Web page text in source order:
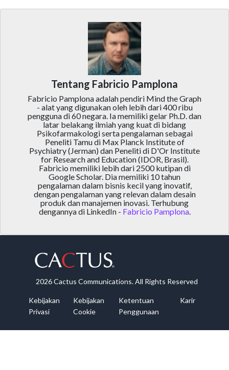
Tentang Fabricio Pamplona
Fabricio Pamplona adalah pendiri Mind the Graph
- alat yang digunakan oleh lebih dari 400 ribu
pengguna di 60 negara. Ia memiliki gelar Ph.D. dan
latar belakang ilmiah yang kuat di bidang
Psikofarmakologi serta pengalaman sebagai
Peneliti Tamu di Max Planck Institute of
Psychiatry (Jerman) dan Peneliti di D'Or Institute
for Research and Education (IDOR, Brasil).
Fabricio memiliki lebih dari 2500 kutipan di
Google Scholar. Dia memiliki 10 tahun
pengalaman dalam bisnis kecil yang inovatif,
dengan pengalaman yang relevan dalam desain
produk dan manajemen inovasi. Terhubung
dengannya di LinkedIn - Fabricio Pamplona.
2026 Cactus Communications. All Rights Reserved
Kebijakan
Privasi
Kebijakan
Cookie
Ketentuan
Penggunaan
Karir